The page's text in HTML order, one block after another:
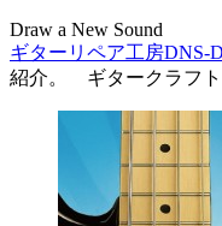
Draw a New Sound
ギターリペア工房DNS-
紹介。 ギタークラフト